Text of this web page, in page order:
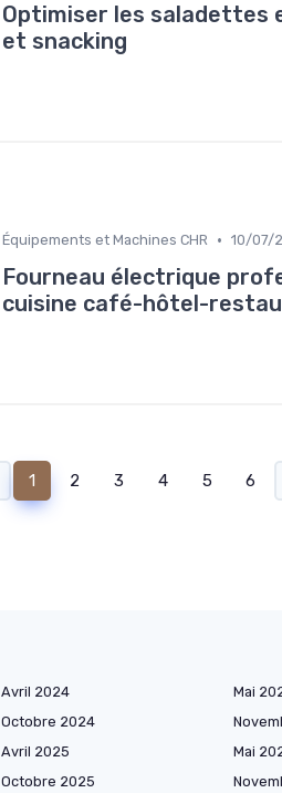
Optimiser les saladettes
et snacking
Équipements et Machines CHR • 10/07/
Fourneau électrique
cuisine café-hôtel-
1 2 3 4 5 6
Avril 2024 Mai
Octobre 2024
Avril 2025 Mai
Octobre 2025